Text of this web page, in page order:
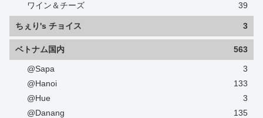
ワイン＆チーズ
39
ちぇり's チョイス 3
ベトナム国内 563
@Sapa
3
@Hanoi
133
@Hue
3
@Danang
135